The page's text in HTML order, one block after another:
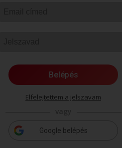
Belépés
Elfelejtettem a jelszavam
Google belépés